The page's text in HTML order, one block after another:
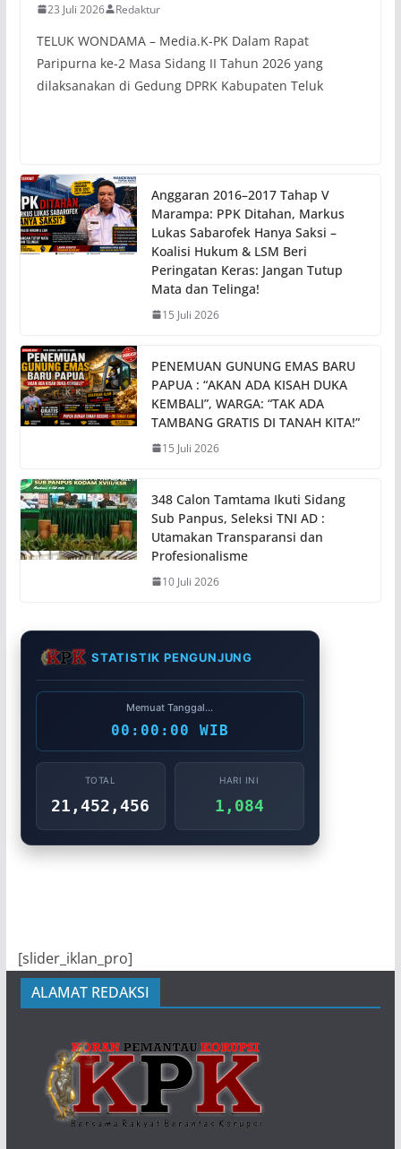
23 Juli 2026 Redaktur
TELUK WONDAMA – Media.K-PK Dalam Rapat
Paripurna ke-2 Masa Sidang II Tahun 2026 yang
dilaksanakan di Gedung DPRK Kabupaten Teluk
Anggaran 2016–2017 Tahap V
Marampa: PPK Ditahan, Markus
Lukas Sabarofek Hanya Saksi –
Koalisi Hukum & LSM Beri
Peringatan Keras: Jangan Tutup
Mata dan Telinga!
15 Juli 2026
PENEMUAN GUNUNG EMAS BARU
PAPUA : “AKAN ADA KISAH DUKA
KEMBALI”, WARGA: “TAK ADA
TAMBANG GRATIS DI TANAH KITA!”
15 Juli 2026
348 Calon Tamtama Ikuti Sidang
Sub Panpus, Seleksi TNI AD :
Utamakan Transparansi dan
Profesionalisme
10 Juli 2026
STATISTIK PENGUNJUNG
Memuat Tanggal...
00:00:00 WIB
TOTAL
21,452,456
HARI INI
1,084
[slider_iklan_pro]
ALAMAT REDAKSI